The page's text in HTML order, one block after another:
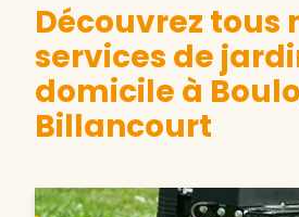
Découvrez tous
services de
domicile à
Billancourt